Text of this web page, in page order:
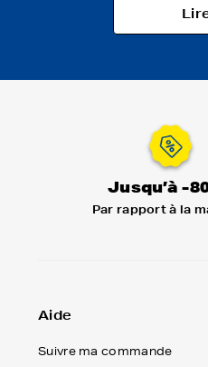
Jusqu’à -
Par rapport à la
Aide
Suivre ma commande